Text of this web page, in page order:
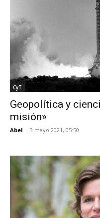
CyT
Geopolítica y
misión»
Abel - 3 mayo 2021, 05:50